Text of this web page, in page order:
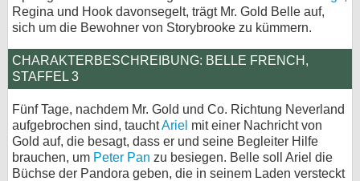
Regina und Hook davonsegelt, trägt Mr. Gold Belle auf,
sich um die Bewohner von Storybrooke zu kümmern.
CHARAKTERBESCHREIBUNG: BELLE FRENCH,
STAFFEL 3
Fünf Tage, nachdem Mr. Gold und Co. Richtung Neverland
aufgebrochen sind, tauchtAriel mit einer Nachricht von
Gold auf, die besagt, dass er und seine Begleiter Hilfe
brauchen, um Peter Pan zu besiegen. Belle soll Ariel die
Büchse der Pandora geben, die in seinem Laden versteckt